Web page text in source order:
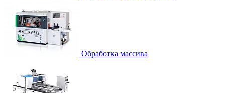
Обработка массива